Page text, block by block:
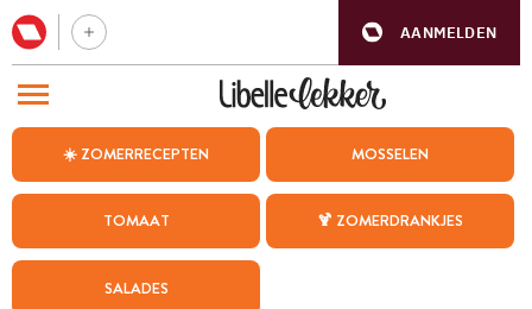
AANMELDEN
☀️ ZOMERRECEPTEN MOSSELEN
TOMAAT 🍹 ZOMERDRANKJES
SALADES
BEZOEK ONZE ANDERE WEBSITES
WEEKMENU
CHAT MET MAIA